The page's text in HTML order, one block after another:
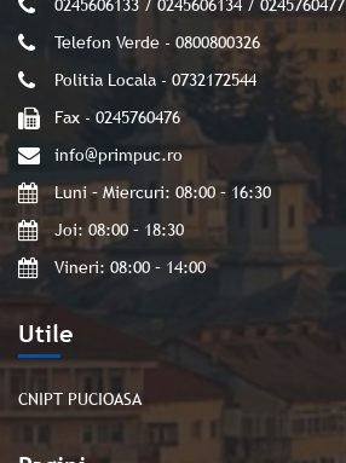
Utile
CNIPT PUCIOASA
0245606133 / 0245606134 / 0245760477
Telefon Verde - 0800800326
Politia Locala - 0732172544
Fax - 0245760476
info@primpuc.ro
Luni – Miercuri: 08:00 – 16:30
Joi: 08:00 – 18:30
Vineri: 08:00 – 14:00